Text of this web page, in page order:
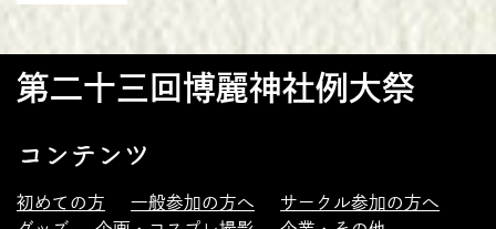
第二十三回博麗神社例大祭
コンテンツ
初めての方 一般参加の方へ
サークル参加の方へ